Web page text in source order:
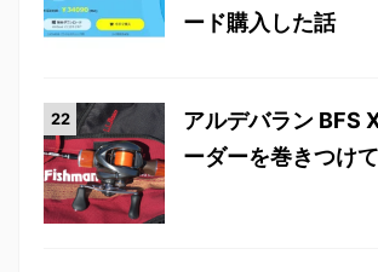
ード購入した話
アルデバラン BFS
ーダーを巻きつけ